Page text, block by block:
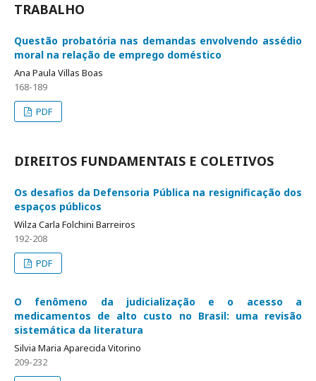
TRABALHO
Questão probatória nas demandas envolvendo assédio
moral na relação de emprego doméstico
Ana Paula Villas Boas
168-189
PDF
DIREITOS FUNDAMENTAIS E COLETIVOS
Os desafios da Defensoria Pública na resignificação dos
espaços públicos
Wilza Carla Folchini Barreiros
192-208
PDF
O fenômeno da judicialização e o acesso a
medicamentos de alto custo no Brasil: uma revisão
sistemática da literatura
Silvia Maria Aparecida Vitorino
209-232